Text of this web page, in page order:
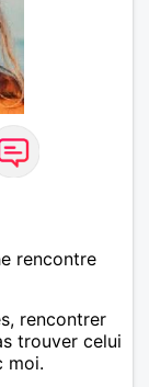
rencontre
rencontrer
trouver celui
moi.